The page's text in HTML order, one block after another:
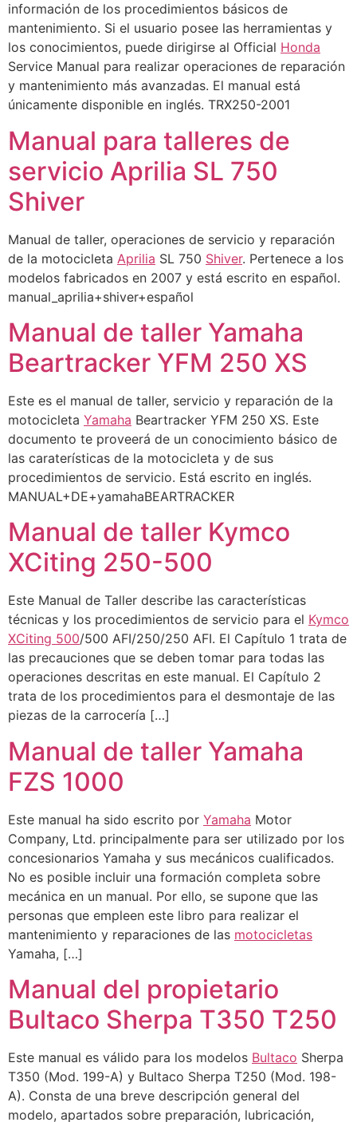
información de los procedimientos básicos de
mantenimiento. Si el usuario posee las herramientas y
los conocimientos, puede dirigirse al Official Honda
Service Manual para realizar operaciones de reparación
y mantenimiento más avanzadas. El manual está
únicamente disponible en inglés. TRX250-2001
Manual para talleres de
servicio Aprilia SL 750
Shiver
Manual de taller, operaciones de servicio y reparación
de la motocicleta Aprilia SL 750 Shiver. Pertenece a los
modelos fabricados en 2007 y está escrito en español.
manual_aprilia+shiver+español
Manual de taller Yamaha
Beartracker YFM 250 XS
Este es el manual de taller, servicio y reparación de la
motocicleta Yamaha Beartracker YFM 250 XS. Este
documento te proveerá de un conocimiento básico de
las caraterísticas de la motocicleta y de sus
procedimientos de servicio. Está escrito en inglés.
MANUAL+DE+yamahaBEARTRACKER
Manual de taller Kymco
XCiting 250-500
Este Manual de Taller describe las características
técnicas y los procedimientos de servicio para el Kymco
XCiting 500/500 AFI/250/250 AFI. El Capítulo 1 trata de
las precauciones que se deben tomar para todas las
operaciones descritas en este manual. El Capítulo 2
trata de los procedimientos para el desmontaje de las
piezas de la carrocería […]
Manual de taller Yamaha
FZS 1000
Este manual ha sido escrito por Yamaha Motor
Company, Ltd. principalmente para ser utilizado por los
concesionarios Yamaha y sus mecánicos cualificados.
No es posible incluir una formación completa sobre
mecánica en un manual. Por ello, se supone que las
personas que empleen este libro para realizar el
mantenimiento y reparaciones de las motocicletas
Yamaha, […]
Manual del propietario
Bultaco Sherpa T350 T250
Este manual es válido para los modelos Bultaco Sherpa
T350 (Mod. 199-A) y Bultaco Sherpa T250 (Mod. 198-
A). Consta de una breve descripción general del
modelo, apartados sobre preparación, lubricación,